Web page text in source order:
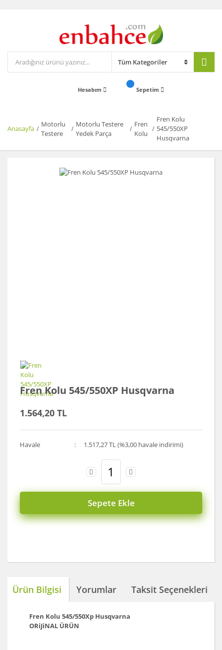
Hesabım Sepetim
Anasayfa
Motorlu
Testere
Motorlu Testere
Yedek Parça
Fren
Kolu
Fren Kolu
545/550XP
Husqvarna
Fren Kolu 545/550XP Husqvarna
1.564,20 TL
Havale 1.517,27 TL (%3,00 havale indirimi)
Sepete Ekle
Ürün Bilgisi Yorumlar Taksit Seçenekleri
Fren Kolu 545/550Xp Husqvarna
ORiJiNAL ÜRÜN